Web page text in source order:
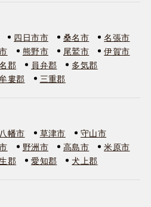
四日市市 桑名市
名張市
熊野市 尾鷲市
伊賀市
郡 員弁郡
多気郡
婁郡 三重郡
幡市 草津市
守山市
野洲市 高島市
米原市
郡 愛知郡 犬上郡